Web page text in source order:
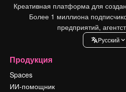
Креативная платформа для
Более 1 миллиона
предприятий,
Pусский
Продукция
Spaces
ИИ-помощник